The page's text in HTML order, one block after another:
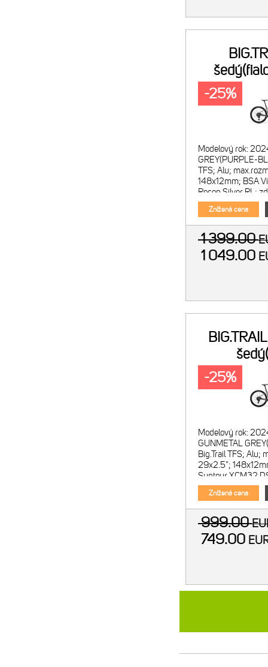
Modelový rok:
GREY(PURPLE-
TFS; Alu;
148x12mm; BSA
Recon Silver RL;
krk; 42mm offset
Znížená cena
-25%
1 399.00
1 049.00
Modelový rok:
GUNMETAL
Big.Trail TFS; Alu;
29x2.5";
Suntour XCM32
Lockout; 46mm
Znížená cena
-25%
999.00
749.00